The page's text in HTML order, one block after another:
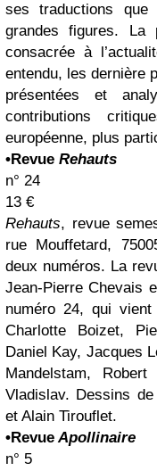
ses traductions
grandes figures.
consacrée à
entendu, les dernière
présentées et
contributions
européenne, plus
•Revue Rehauts
n° 24
13 €
Rehauts, revue
rue Mouffetard,
deux numéros. La
Jean-Pierre Chevais
numéro 24, qui
Charlotte Boizet,
Daniel Kay, Jacques
Mandelstam, Robert
Vladislav. Dessins
et Alain Tirouflet.
•RevueApollinaire
n° 5